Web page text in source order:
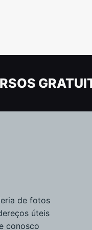
de fotos
úteis
conosco